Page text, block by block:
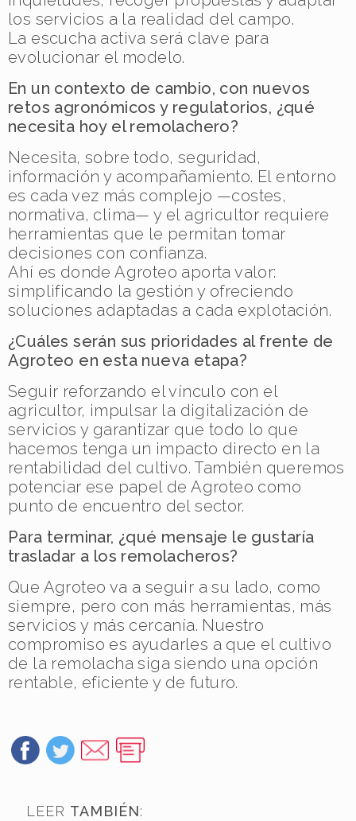
los servicios a la realidad del campo.
La escucha activa será clave para
evolucionar el modelo.
En un contexto de cambio, con nuevos
retos agronómicos y regulatorios, ¿qué
necesita hoy el remolachero?
Necesita, sobre todo, seguridad,
información y acompañamiento. El entorno
es cada vez más complejo —costes,
normativa, clima— y el agricultor requiere
herramientas que le permitan tomar
decisiones con confianza.
Ahí es donde Agroteo aporta valor:
simplificando la gestión y ofreciendo
soluciones adaptadas a cada explotación.
¿Cuáles serán sus prioridades al frente de
Agroteo en esta nueva etapa?
Seguir reforzando el vínculo con el
agricultor, impulsar la digitalización de
servicios y garantizar que todo lo que
hacemos tenga un impacto directo en la
rentabilidad del cultivo. También queremos
potenciar ese papel de Agroteo como
punto de encuentro del sector.
Para terminar, ¿qué mensaje le gustaría
trasladar a los remolacheros?
Que Agroteo va a seguir a su lado, como
siempre, pero con más herramientas, más
servicios y más cercanía. Nuestro
compromiso es ayudarles a que el cultivo
de la remolacha siga siendo una opción
rentable, eficiente y de futuro.
LEER TAMBIÉN: